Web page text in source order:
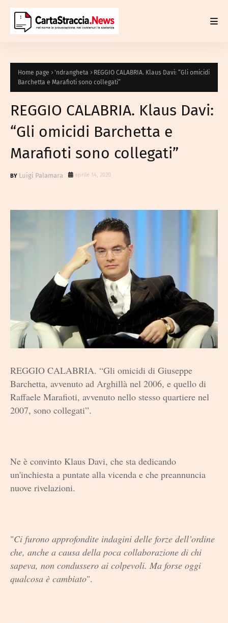
Home page 'ndrangheta
REGGIO CALABRIA. Klaus Davi: “Gli omicidi
Barchetta e Marafioti sono collegati”
REGGIO CALABRIA. Klaus Davi:
“Gli omicidi Barchetta e
Marafioti sono collegati”
Luigi Palamara aprile 14, 2020
REGGIO CALABRIA. “Gli omicidi di Giuseppe
Barchetta, avvenuto ad Arghillà nel 2006, e quello di
Raffaele Marafioti, avvenuto nello stesso quartiere nel
2007, sono collegati”.
Ne è convinto Klaus Davi, che sta dedicando
un'inchiesta a puntate alla vicenda e che preannuncia
nuove rivelazioni.
"Ci furono approfondite indagini delle forze dell’ordine
che, anche a causa della poca collaborazione di chi
sapeva, non condussero ai colpevoli. Ma forse oggi
qualcosa è cambiato".